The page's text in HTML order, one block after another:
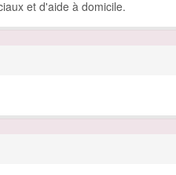
et d'aide à domicile.